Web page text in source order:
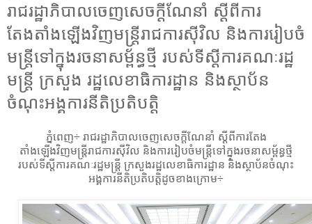
រាជរដ្ឋាភិបាលចេញសេចក្ដីណែនាំ ស្ដីពីការ
តែងតាំងឡើងវិញមន្ត្រីរាជការស៊ីវិល និងការរៀបចំ
មន្ត្រីទៅក្នុងរចនាសម្ព័ន្ធថ្មី របស់ទីស្ដីការគណៈរដ្ឋ
មន្ត្រី ក្រសួង រដ្ឋលេខាធិការដ្ឋាន និងស្ថាប័ន
ចំណុះអង្គការនីតិប្រតិបត្តិ
ភ្នំពេញ÷ រាជរដ្ឋាភិបាលចេញសេចក្ដីណែនាំ ស្ដីពីការតែង
តាំងឡើងវិញមន្ត្រីរាជការស៊ីវិល និងការរៀបចំមន្ត្រីទៅក្នុងរចនាសម្ព័ន្ធថ្មី
របស់ទីស្ដីការគណៈរដ្ឋមន្ត្រី ក្រសួងរដ្ឋលេខាធិការដ្ឋាន និងស្ថាប័នចំណុះ
អង្គការនីតិប្រតិបត្តិដូចខាងក្រោម÷